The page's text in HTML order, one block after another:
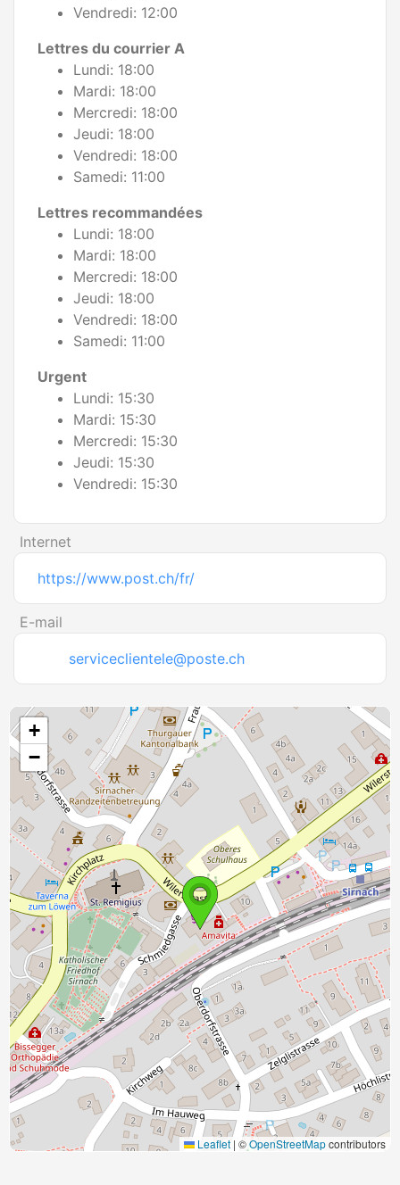
Vendredi: 12:00
Lettres du courrier A
Lundi: 18:00
Mardi: 18:00
Mercredi: 18:00
Jeudi: 18:00
Vendredi: 18:00
Samedi: 11:00
Lettres recommandées
Lundi: 18:00
Mardi: 18:00
Mercredi: 18:00
Jeudi: 18:00
Vendredi: 18:00
Samedi: 11:00
Urgent
Lundi: 15:30
Mardi: 15:30
Mercredi: 15:30
Jeudi: 15:30
Vendredi: 15:30
Internet
https://www.post.ch/fr/
E-mail
serviceclientele@poste.ch
+
−
Leaflet | ©OpenStreetMapcontributors